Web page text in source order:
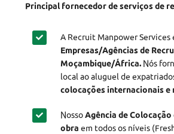
Principal fornecedor de serviços de
A Recruit Manpower Services
Empresas/Agências de
Moçambique/África.Nós
local ao aluguel de
colocações internacionais e
NossoAgência de
obra em todos os níveis